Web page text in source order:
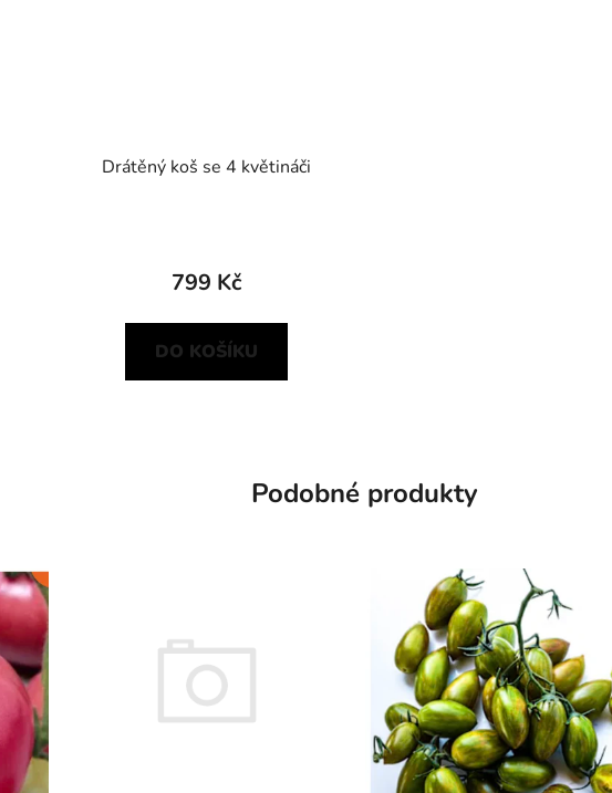
Drátěný koš se 4 květináči
799 Kč
DO KOŠÍKU
Podobné produkty